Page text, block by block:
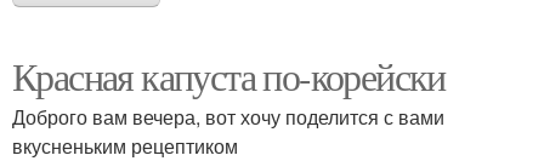
Красная капуста по-корейски
Доброго вам вечера, вот хочу поделится с вами
вкусненьким рецептиком